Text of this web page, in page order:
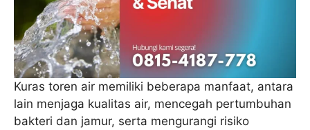
Kuras toren air memiliki beberapa manfaat, antara
lain menjaga kualitas air, mencegah pertumbuhan
bakteri dan jamur, serta mengurangi risiko